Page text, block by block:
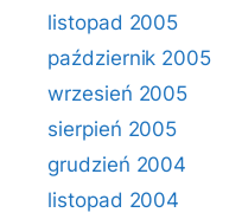
listopad 2005
październik 2005
wrzesień 2005
sierpień 2005
grudzień 2004
listopad 2004